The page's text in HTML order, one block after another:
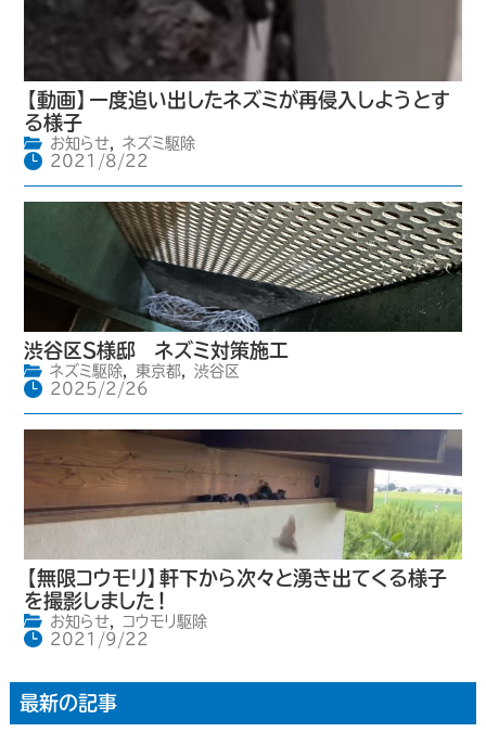
【動画】一度追い出したネズミが再侵入しようとす
る様子
お知らせ,
ネズミ駆除
2021/8/22
渋谷区S様邸 ネズミ対策施工
ネズミ駆除, 東京都,
渋谷区
2025/2/26
【無限コウモリ】軒下から次々と湧き出てくる様子
を撮影しました！
お知らせ,
コウモリ駆除
2021/9/22
最新の記事